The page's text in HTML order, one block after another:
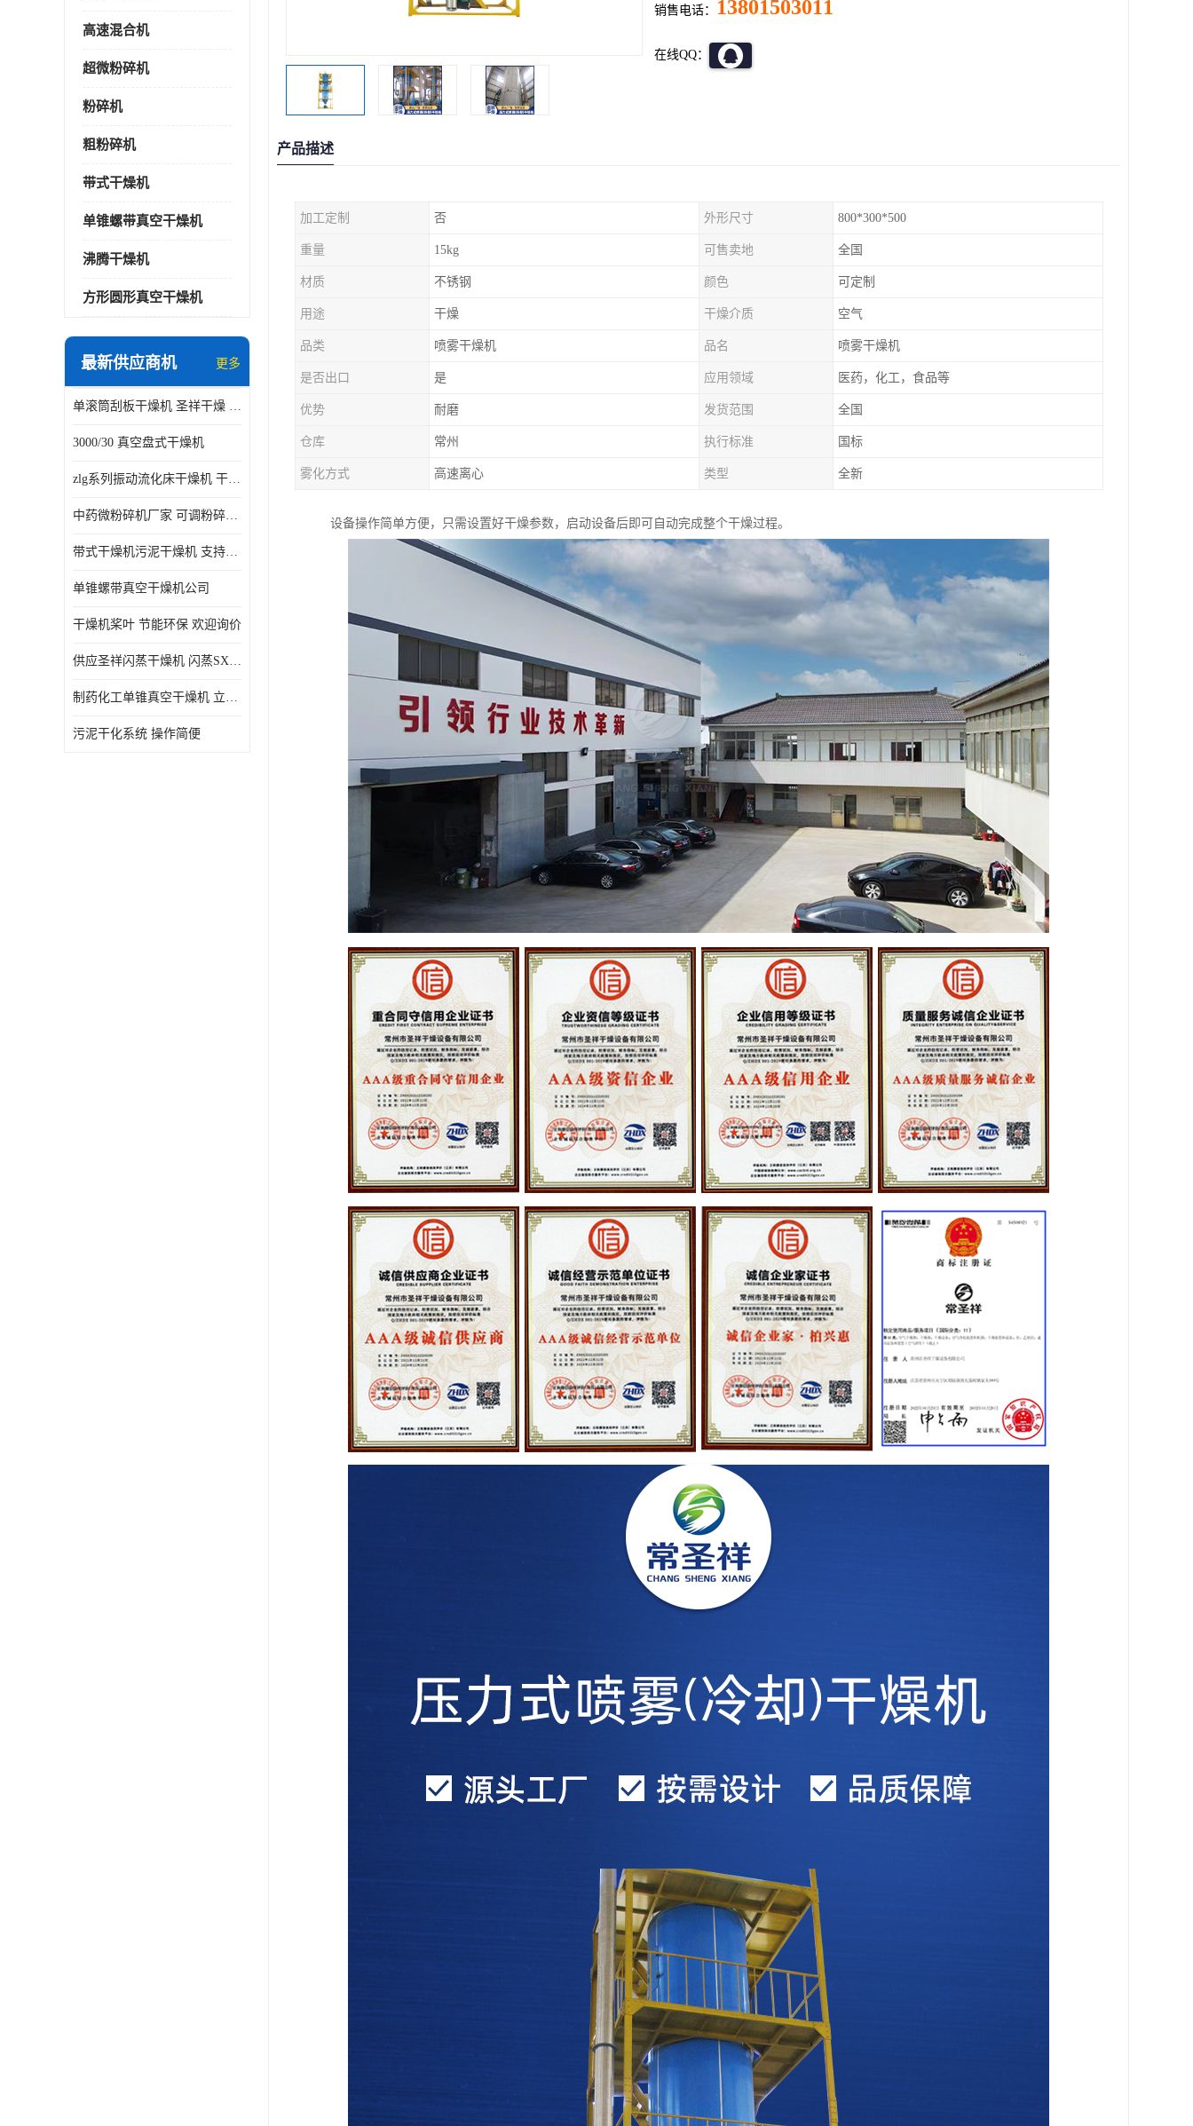
高速混合机
超微粉碎机
粉碎机
粗粉碎机
带式干燥机
单锥螺带真空干燥机
沸腾干燥机
方形圆形真空干燥机
最新供应商机 更多
单滚筒刮板干燥机 圣祥干燥 单辊
3000/30 真空盘式干燥机
zlg系列振动流化床干燥机 干燥速率 粉体干燥
中药微粉碎机厂家 可调粉碎粒度
带式干燥机污泥干燥机 支持定制 价格优惠
单锥螺带真空干燥机公司
干燥机桨叶 节能环保 欢迎询价
供应圣祥闪蒸干燥机 闪蒸SXG-16型干燥机
制药化工单锥真空干燥机 立式锥形螺带搅拌式真空烘干机
污泥干化系统 操作简便
销售电话： 13801503011
在线QQ：
产品描述
加工定制 否 外形尺寸 800*300*500
重量 15kg 可售卖地 全国
材质 不锈钢 颜色 可定制
用途 干燥 干燥介质 空气
品类 喷雾干燥机 品名 喷雾干燥机
是否出口 是 应用领域 医药，化工，食品等
优势 耐磨 发货范围 全国
仓库 常州 执行标准 国标
雾化方式 高速离心 类型 全新
设备操作简单方便，只需设置好干燥参数，启动设备后即可自动完成整个干燥过程。